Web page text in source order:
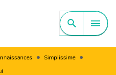
CONTENU search menu
• Simplissime •